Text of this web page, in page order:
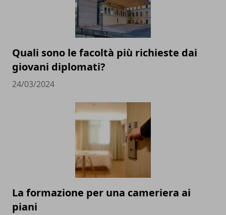
Quali sono le facoltà più richieste dai
giovani diplomati?
24/03/2024
La formazione per una cameriera ai
piani